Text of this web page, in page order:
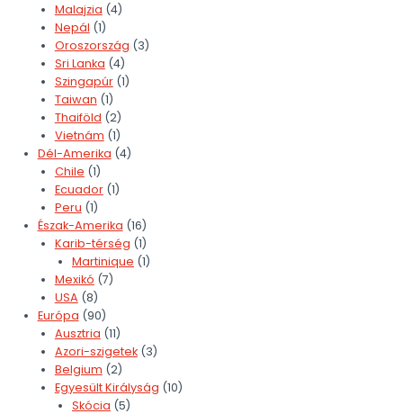
Malajzia (4)
Nepál (1)
Oroszország (3)
Sri Lanka (4)
Szingapúr(1)
Taiwan (1)
Thaiföld (2)
Vietnám (1)
Dél-Amerika (4)
Chile (1)
Ecuador(1)
Peru (1)
Észak-Amerika (16)
Karib-térség (1)
Martinique (1)
Mexikó (7)
USA (8)
Európa (90)
Ausztria (11)
Azori-szigetek(3)
Belgium (2)
Egyesült Királyság (10)
Skócia (5)